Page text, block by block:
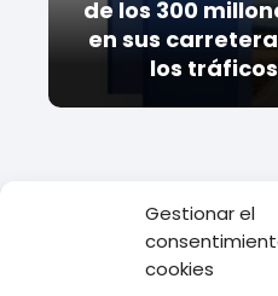
Gestionar el
cookies
de los 300
en sus
los
Empresas de
la Delegación Ontime entre